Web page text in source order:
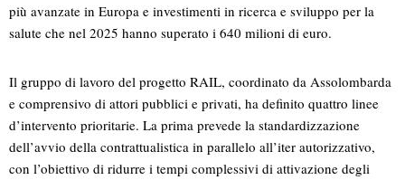
più avanzate in Europa e investimenti in ricerca e sviluppo per la
salute che nel 2025 hanno superato i 640 milioni di euro.
Il gruppo di lavoro del progetto RAIL, coordinato da Assolombarda
e comprensivo di attori pubblici e privati, ha definito quattro linee
d’intervento prioritarie. La prima prevede la standardizzazione
dell’avvio della contrattualistica in parallelo all’iter autorizzativo,
con l’obiettivo di ridurre i tempi complessivi di attivazione degli